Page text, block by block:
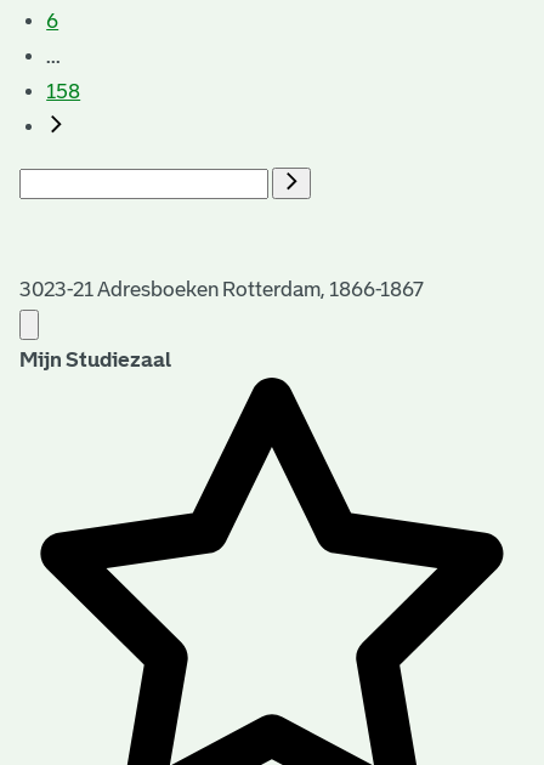
6
...
158
3023-21 Adresboeken Rotterdam, 1866-1867
Mijn Studiezaal